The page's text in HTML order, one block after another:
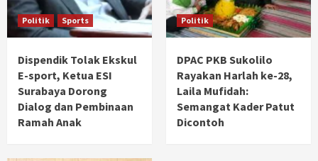
Politik Sports
Dispendik Tolak Ekskul
E-sport, Ketua ESI
Surabaya Dorong
Dialog dan Pembinaan
Ramah Anak
Politik
DPAC PKB Sukolilo
Rayakan Harlah ke-28,
Laila Mufidah:
Semangat Kader Patut
Dicontoh